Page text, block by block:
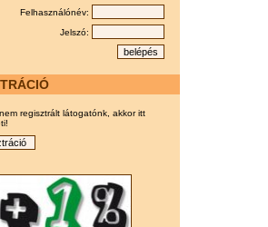
Felhasználónév:
Jelszó:
regisztrált látogatónk, akkor itt